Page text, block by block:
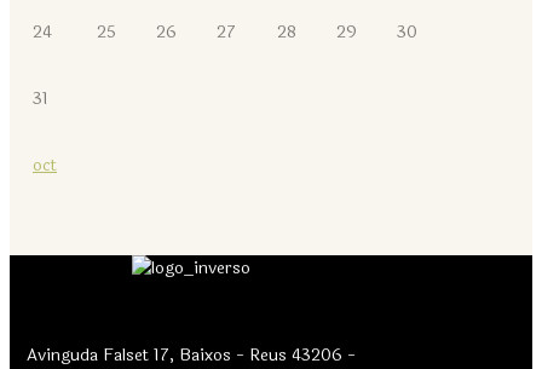
24 25 26 27 28 29 30
31
oct
Avinguda Falset 17, Baixos - Reus 43206 -